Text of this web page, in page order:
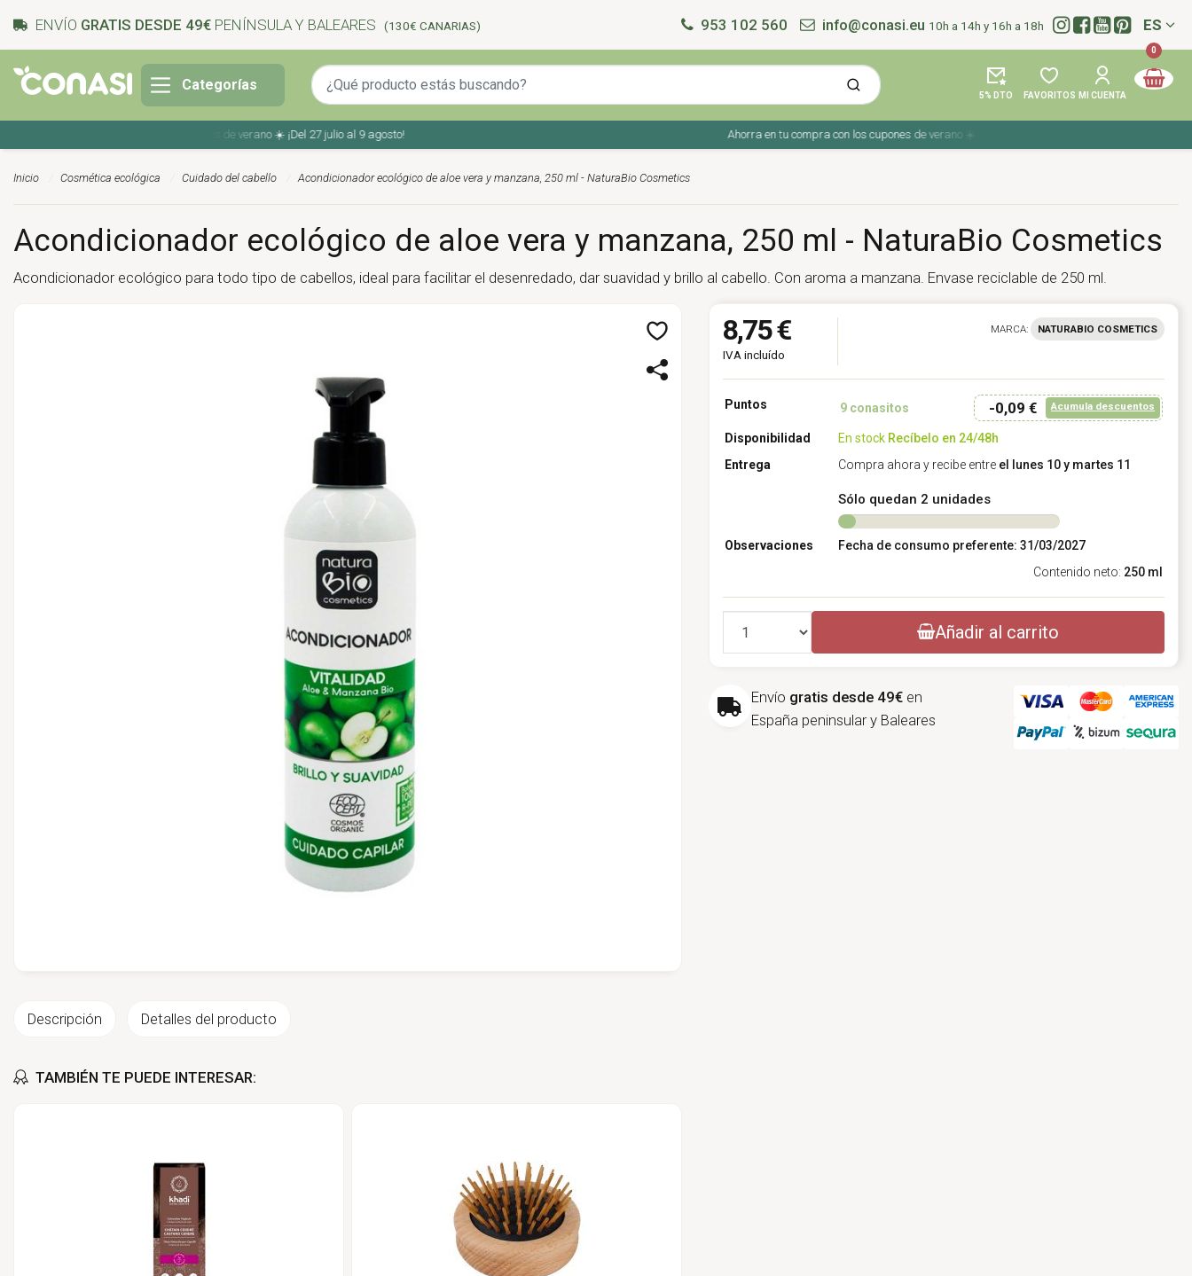
ENVÍO GRATIS DESDE 49€ PENÍNSULA Y BALEARES (130€ CANARIAS) 953 102 560 info@conasi.eu 10h a 14h y 16h a 18h Idioma:
ES
Categorías
5% DTO FAVORITOS MI CUENTA
0
Ahorra en tu compra con los cupones de verano ☀️ ¡Del 27 julio al 9 agosto! Ahorra en tu compra con los cupones de verano ☀️ ¡Del 27 julio al 9 agosto!
Inicio Cosmética ecológica Cuidado del cabello Acondicionador ecológico de aloe vera y manzana, 250 ml - NaturaBio Cosmetics
Acondicionador ecológico de aloe vera y manzana, 250 ml - NaturaBio Cosmetics
Acondicionador ecológico para todo tipo de cabellos, ideal para facilitar el desenredado, dar suavidad y brillo al cabello. Con aroma a manzana. Envase reciclable de 250 ml.
Descripción Detalles del producto
TAMBIÉN TE PUEDE INTERESAR:
8,75 €
IVA incluído
MARCA: NATURABIO COSMETICS
Puntos 9conasitos -0,09 € Acumula descuentos
Disponibilidad En stock Recíbelo en 24/48h
Entrega
Compra ahora y recibe entre el lunes 10 y martes 11
Sólo quedan 2 unidades
Observaciones
Fecha de consumo preferente: 31/03/2027
Contenido neto: 250 ml
Cantidad Añadir al carrito
Envío gratis desde 49€ en
España peninsular y Baleares